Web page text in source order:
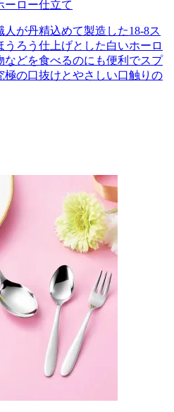
ロー仕立て
が丹精込めて製造した18-8ス
ろう仕上げとした白いホーロ
などを食べるのにも便利でスプ
極の口抜けとやさしい口触りの